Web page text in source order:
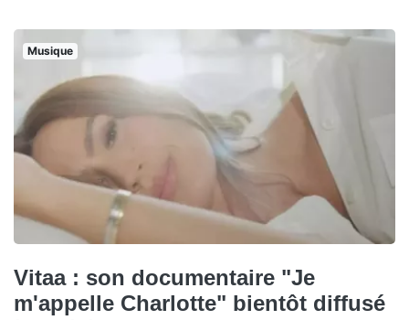
Musique
Vitaa : son documentaire "Je
m'appelle Charlotte" bientôt diffusé